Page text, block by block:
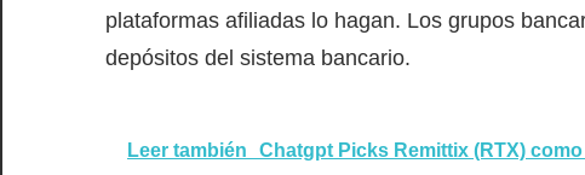
plataformas afiliadas lo hagan. Los grupos
depósitos del sistema bancario.
Leer también
Chatgpt Picks Remittix (RTX)